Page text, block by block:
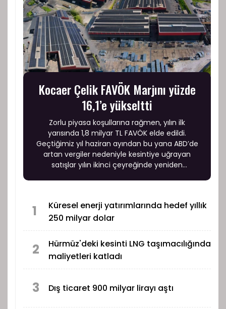
Kocaer Çelik FAVÖK Marjını yüzde
16,1’e yükseltti
Zorlu piyasa koşullarına rağmen, yılın ilk
yarısında 1,8 milyar TL FAVÖK elde edildi.
Geçtiğimiz yıl haziran ayından bu yana ABD’de
artan vergiler nedeniyle kesintiye uğrayan
satışlar yılın ikinci çeyreğinde yeniden
verildi.
1
Küresel enerji yatırımlarında hedef yıllık
250 milyar dolar
2
Hürmüz'deki kesinti LNG taşımacılığında
maliyetleri katladı
3 Dış ticaret 900 milyar lirayı aştı